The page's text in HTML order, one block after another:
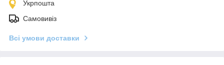
Укрпошта
Самовивіз
Всі умови доставки